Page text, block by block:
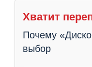
Хватит
Почему
выбор